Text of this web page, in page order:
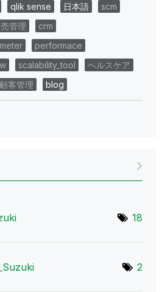
qlik sense 日本語
scm
管理
crm
performace
scalability_tool
ヘルスケア
顧客管理 blog
18
2